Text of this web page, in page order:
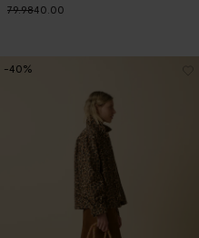
79.9840.00
-40%